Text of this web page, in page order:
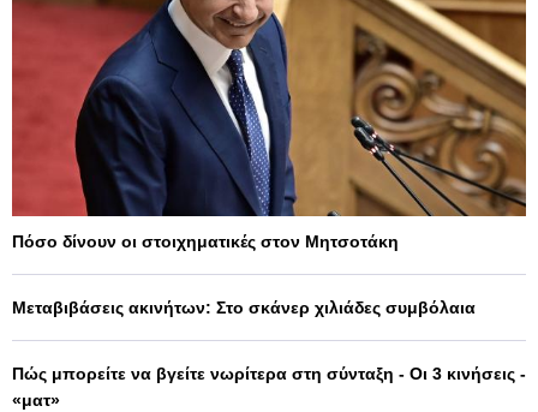
Πόσο δίνουν οι στοιχηματικές στον Μητσοτάκη
Μεταβιβάσεις ακινήτων: Στο σκάνερ χιλιάδες συμβόλαια
Πώς μπορείτε να βγείτε νωρίτερα στη σύνταξη - Οι 3 κινήσεις -
«ματ»